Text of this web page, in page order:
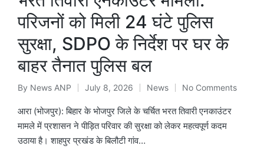
परिजनों को मिली 24 घंटे पुलिस
सुरक्षा, SDPO के निर्देश पर घर के
बाहर तैनात पुलिस बल
Posted
by
By News ANP July 8, 2026
Posted
in
News No Comments
आरा (भोजपुर): बिहार के भोजपुर जिले के चर्चित भरत तिवारी एनकाउंटर
मामले में प्रशासन ने पीड़ित परिवार की सुरक्षा को लेकर महत्वपूर्ण कदम
उठाया है। शाहपुर प्रखंड के बिलौटी गांव…